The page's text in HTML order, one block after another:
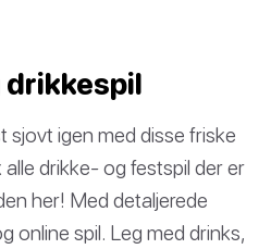
sjovt igen med disse friske
drikke- og festspil der er
her! Med detaljerede
online spil. Leg med drinks,